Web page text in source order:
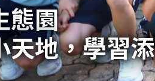
教育
工場 實現我